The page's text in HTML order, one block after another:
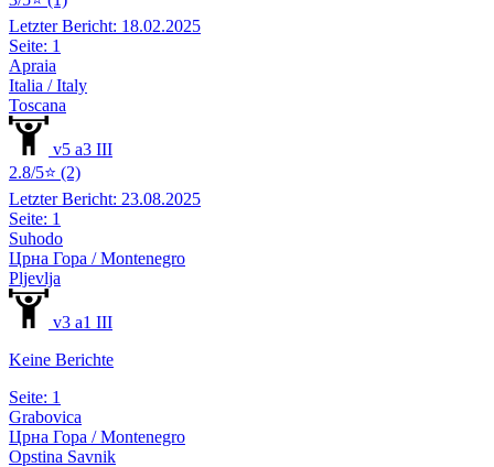
Letzter Bericht: 18.02.2025
Seite: 1
Apraia
Italia / Italy
Toscana
v5 a3 III
2.8/5⭐ (2)
Letzter Bericht: 23.08.2025
Seite: 1
Suhodo
Црна Гора / Montenegro
Pljevlja
v3 a1 III
Keine Berichte
Seite: 1
Grabovica
Црна Гора / Montenegro
Opstina Savnik